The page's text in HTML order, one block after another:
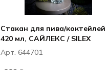
Стакан для пива/коктейлей
420 мл, САЙЛЕКС / SILEX
Арт. 644701